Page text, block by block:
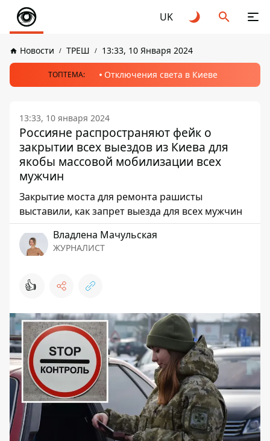
UK
Новости ТРЕШ 13:33, 10 Января 2024
ТОПТЕМА: Отключения света в Киеве
13:33, 10 января 2024
Россияне распространяют фейк о
закрытии всех выездов из Киева для
якобы массовой мобилизации всех
мужчин
Закрытие моста для ремонта рашисты
выставили, как запрет выезда для всех мужчин
Владлена Мачульская
ЖУРНАЛИСТ
👍